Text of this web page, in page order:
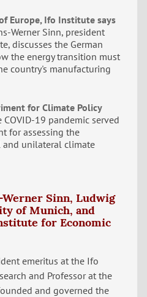
Europe, Ifo Institute says
Werner Sinn, president
discusses the German
the energy transition must
country's manufacturing
for Climate Policy
COVID-19 pandemic served
for assessing the
unilateral climate
Sinn, Ludwig
of Munich, and
for Economic
emeritus at the Ifo
and Professor at the
and governed the